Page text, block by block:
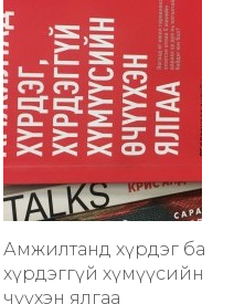
Амжилтанд хүрдэг ба
хүрдэггүй хүмүүсийн
өчүүхэн ялгаа